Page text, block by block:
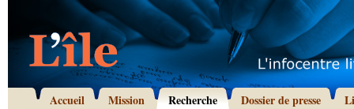
Accueil Mission Recherche Dossier de presse